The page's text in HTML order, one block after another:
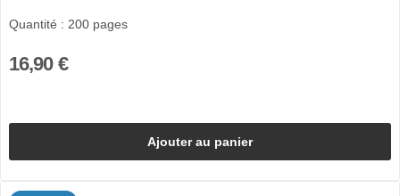
Quantité : 200 pages
16,90 €
Ajouter au panier